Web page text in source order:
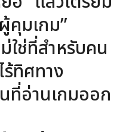
คุมเกม”
ใช่ที่สำหรับคน
ทิศทาง
ที่อ่านเกมออก